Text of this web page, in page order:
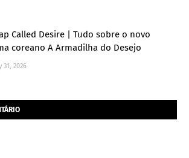
Called Desire | Tudo sobre o novo
coreano A Armadilha do Desejo
31, 2026